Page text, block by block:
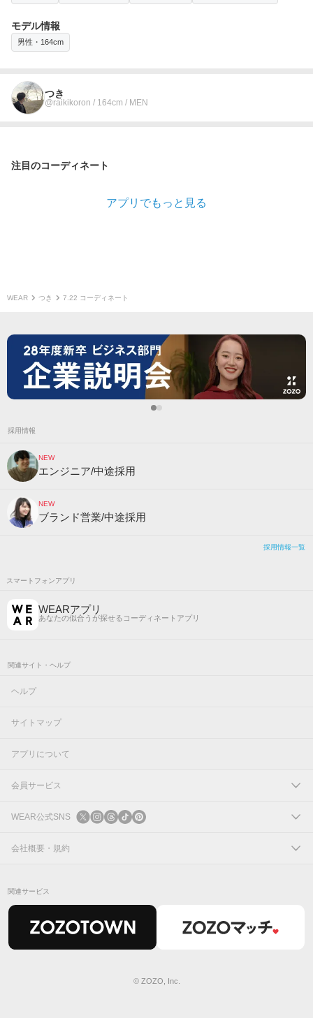
モデル情報
男性・164cm
つき
@raikikoron / 164cm / MEN
注目のコーディネート
アプリでもっと見る
WEAR つき 7.22 コーディネート
採用情報
NEW
エンジニア/中途採用
NEW
ブランド営業/中途採用
採用情報一覧
スマートフォンアプリ
WEARアプリ
あなたの似合うが探せるコーディネートアプリ
関連サイト・ヘルプ
ヘルプ
サイトマップ
アプリについて
会員サービス
ログイン
新規会員登録
WEAR公式SNS
X
会社概要・規約
関連サービス
© ZOZO, Inc.